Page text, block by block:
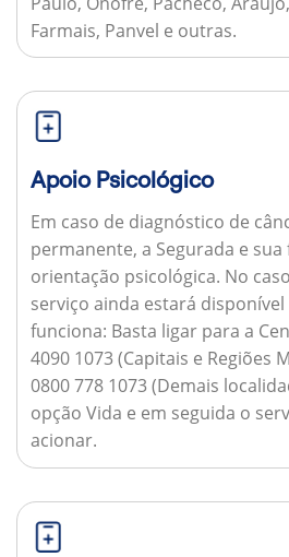
Farmais, Panvel e outras.
Apoio Psicológico
Em caso de diagnóstico de
permanente, a Segurada e
orientação psicológica. No
serviço ainda estará
funciona: Basta ligar para a
4090 1073 (Capitais e Regiões
0800 778 1073 (Demais
opção Vida e em seguida o
acionar.